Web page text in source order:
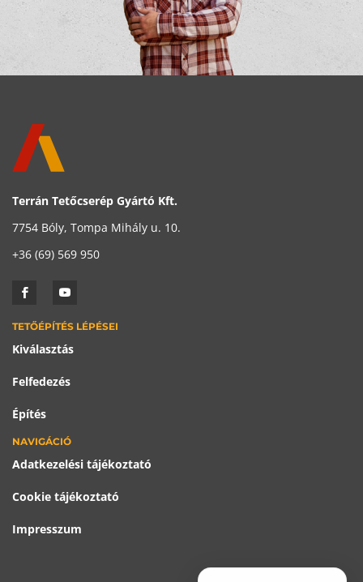
Terrán Tetőcserép Gyártó Kft.
7754 Bóly, Tompa Mihály u. 10.
+36 (69) 569 950
TETŐÉPÍTÉS LÉPÉSEI
Kiválasztás
Felfedezés
Építés
NAVIGÁCIÓ
Adatkezelési tájékoztató
Cookie tájékoztató
Impresszum